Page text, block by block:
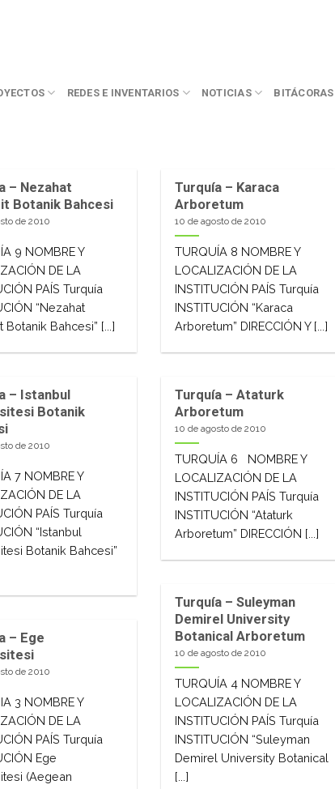
REDES E INVENTARIOS NOTICIAS BITÁCORAS
– Nezahat
Botanik Bahcesi
de 2010
9 NOMBRE Y
DE LA
PAÍS Turquía
“Nezahat
Botanik Bahcesi” [...]
Turquía – Karaca
Arboretum
10 de agosto de 2010
TURQUÍA 8 NOMBRE Y
LOCALIZACIÓN DE LA
INSTITUCIÓN PAÍS Turquía
INSTITUCIÓN “Karaca
Arboretum” DIRECCIÓN Y [...]
– Istanbul
Botanik
de 2010
7 NOMBRE Y
DE LA
PAÍS Turquía
“Istanbul
Botanik Bahcesi”
Turquía – Ataturk
Arboretum
10 de agosto de 2010
TURQUÍA 6 NOMBRE Y
LOCALIZACIÓN DE LA
INSTITUCIÓN PAÍS Turquía
INSTITUCIÓN “Ataturk
Arboretum” DIRECCIÓN [...]
Turquía – Suleyman
Demirel University
Botanical Arboretum
10 de agosto de 2010
TURQUÍA 4 NOMBRE Y
LOCALIZACIÓN DE LA
INSTITUCIÓN PAÍS Turquía
INSTITUCIÓN “Suleyman
Demirel University Botanical
[...]
– Ege
de 2010
3 NOMBRE Y
DE LA
PAÍS Turquía
Ege
(Aegean